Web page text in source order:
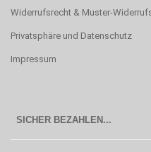
Widerrufsrecht & Muster-
Privatsphäre und Datenschutz
Impressum
SICHER BEZAHLEN...